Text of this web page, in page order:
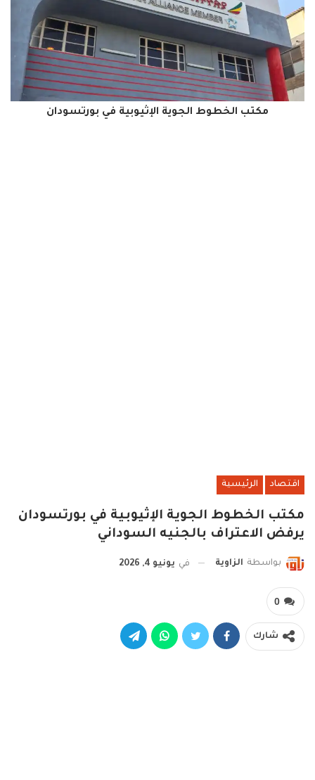
مكتب الخطوط الجوية الإثيوبية في بورتسودان
اقتصاد الرئيسية
مكتب الخطوط الجوية الإثيوبية في بورتسودان
يرفض الاعتراف بالجنيه السوداني
بواسطة الزاوية في يونيو 4, 2026
0
شارك